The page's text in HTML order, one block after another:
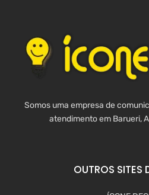
Somos uma empresa de
atendimento em Barueri,
OUTROS SITES